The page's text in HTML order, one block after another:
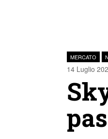
MERCATO
14 Luglio